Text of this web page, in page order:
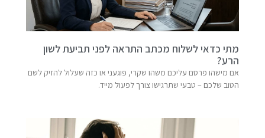
מתי כדאי לשלוח מכתב התראה לפני תביעת לשון
הרע?
אם מישהו פרסם עליכם משהו שקרי, פוגעני או כזה שעלול להזיק לשם
הטוב שלכם – טבעי שתרגישו צורך לפעול מייד.